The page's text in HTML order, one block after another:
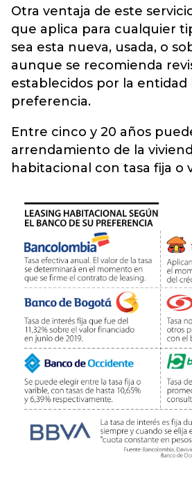
Otra ventaja de este
que aplica para cualquier
sea esta nueva, usada, o
aunque se recomienda
establecidos por la entidad
preferencia.
Entre cinco y 20 años
arrendamiento de la
habitacional con tasa fija o